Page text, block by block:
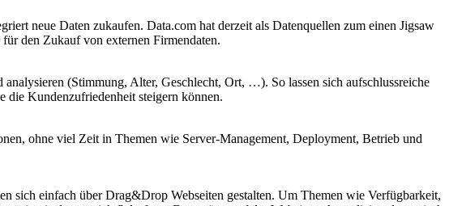
neue Daten zukaufen. Data.com hat derzeit als Datenquellen zum einen Jigsaw
den Zukauf von externen Firmendaten.
(Stimmung, Alter, Geschlecht, Ort, …). So lassen sich aufschlussreiche
die Kundenzufriedenheit steigern können.
ohne viel Zeit in Themen wie Server-Management, Deployment, Betrieb und
sich einfach über Drag&Drop Webseiten gestalten. Um Themen wie Verfügbarkeit,